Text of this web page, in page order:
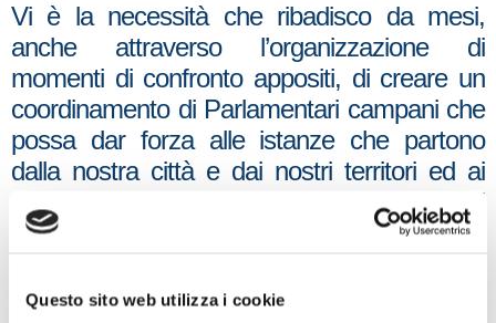
Questo sito web utilizza i cookie
Vi è la necessità che ribadisco da mesi,
anche attraverso l’organizzazione di
momenti di confronto appositi, di creare un
coordinamento di Parlamentari campani che
possa dar forza alle istanze che partono
dalla nostra città e dai nostri territori ed ai
necessari progetti di rilancio economico ed
occupazionale di cui ha bisogno Napoli per
confinata.